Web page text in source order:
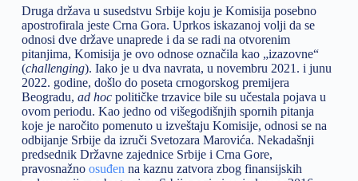
Druga država u susedstvu Srbije koju je Komisija posebno
apostrofirala jeste Crna Gora. Uprkos iskazanoj volji da se
odnosi dve države unaprede i da se radi na otvorenim
pitanjima, Komisija je ovo odnose označila kao „izazovne“
(challenging). Iako je u dva navrata, u novembru 2021. i junu
2022. godine, došlo do poseta crnogorskog premijera
Beogradu, ad hocpolitičke trzavice bile su učestala pojava u
ovom periodu. Kao jedno od višegodišnjih spornih pitanja
koje je naročito pomenuto u izveštaju Komisije, odnosi se na
odbijanje Srbije da izruči Svetozara Marovića. Nekadašnji
predsednik Državne zajednice Srbije i Crna Gore,
pravosnažno osuđen na kaznu zatvora zbog finansijskih